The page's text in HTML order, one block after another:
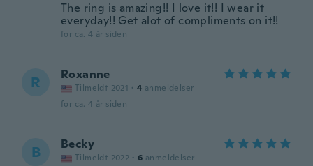
The ring is amazing!! I love it!! I wear it
everyday!! Get alot of compliments on it!!
for ca. 4 år siden
R Roxanne
Tilmeldt 2021 · 4 anmeldelser
for ca. 4 år siden
B Becky
Tilmeldt 2022 · 6 anmeldelser